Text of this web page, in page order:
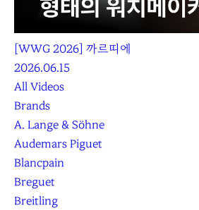
[WWG 2026] 까르띠에
2026.06.15
All Videos
Brands
A. Lange & Söhne
Audemars Piguet
Blancpain
Breguet
Breitling